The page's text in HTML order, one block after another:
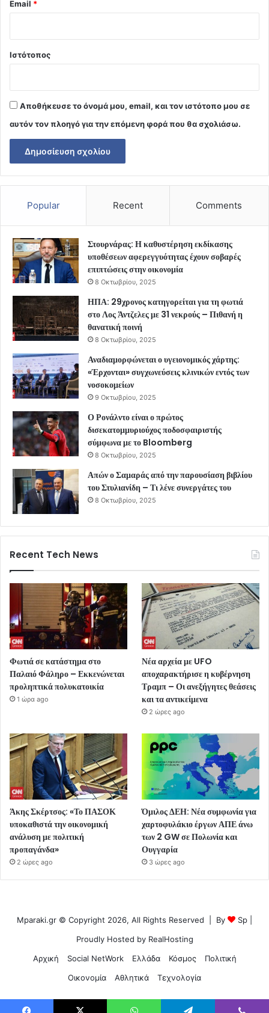
Email *
Ιστότοπος
Αποθήκευσε το όνομά μου, email, και τον ιστότοπο μου σε
αυτόν τον πλοηγό για την επόμενη φορά που θα σχολιάσω.
Popular Recent Comments
Στουρνάρας: Η καθυστέρηση εκδίκασης
υποθέσεων αφερεγγυότητας έχουν σοβαρές
επιπτώσεις στην οικονομία
8 Οκτωβρίου, 2025
ΗΠΑ: 29χρονος κατηγορείται για τη φωτιά
στο Λος Άντζελες με 31 νεκρούς – Πιθανή η
θανατική ποινή
8 Οκτωβρίου, 2025
Αναδιαμορφώνεται ο υγειονομικός χάρτης:
«Έρχονται» συγχωνεύσεις κλινικών εντός των
νοσοκομείων
9 Οκτωβρίου, 2025
Ο Ρονάλντο είναι ο πρώτος
δισεκατομμυριούχος ποδοσφαιριστής
σύμφωνα με το Bloomberg
8 Οκτωβρίου, 2025
Απών ο Σαμαράς από την παρουσίαση βιβλίου
του Στυλιανίδη – Τι λένε συνεργάτες του
8 Οκτωβρίου, 2025
Recent Tech News
Φωτιά σε κατάστημα στο
Παλαιό Φάληρο – Εκκενώνεται
προληπτικά πολυκατοικία
1 ώρα ago
Νέα αρχεία με UFO
αποχαρακτήρισε η κυβέρνηση
Τραμπ – Οι ανεξήγητες θεάσεις
και τα αντικείμενα
2 ώρες ago
Άκης Σκέρτσος: «Το ΠΑΣΟΚ
υποκαθιστά την οικονομική
ανάλυση με πολιτική
προπαγάνδα»
2 ώρες ago
Όμιλος ΔΕΗ: Νέα συμφωνία για
χαρτοφυλάκιο έργων ΑΠΕ άνω
των 2 GW σε Πολωνία και
Ουγγαρία
3 ώρες ago
Mparaki.gr © Copyright 2026, All Rights Reserved | By Sp
Proudly Hosted by RealHosting
Αρχική
Social NetWork Ελλάδα Κόσμος
Πολιτική
Οικονομία
Αθλητικά Τεχνολογία